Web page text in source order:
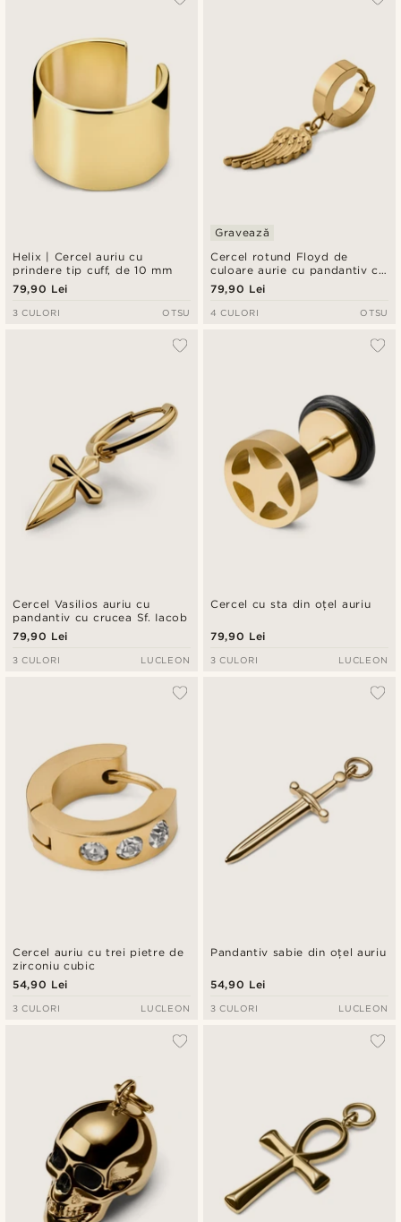
Helix | Cercel auriu cu
prindere tip cuff, de 10 mm
79,90 Lei
3 CULORI OTSU
Cercel rotund Floyd de
culoare aurie cu pandantiv cu
aripă
Gravează
79,90 Lei
4 CULORI OTSU
Cercel Vasilios auriu cu
pandantiv cu crucea Sf. Iacob
79,90 Lei
3 CULORI LUCLEON
Cercel cu sta din oțel auriu
79,90 Lei
3 CULORI LUCLEON
Cercel auriu cu trei pietre de
zirconiu cubic
54,90 Lei
3 CULORI LUCLEON
Pandantiv sabie din oțel auriu
54,90 Lei
3 CULORI LUCLEON